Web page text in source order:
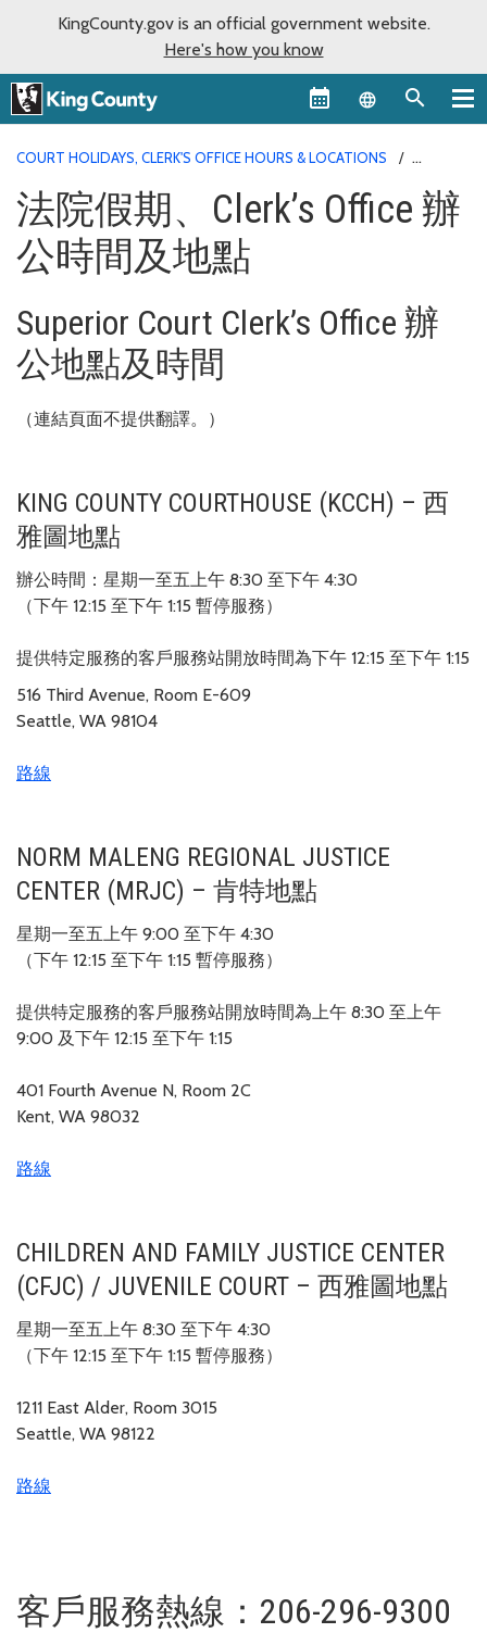
KingCounty.gov is an official government website.
Here's how you know
Language
COURT HOLIDAYS, CLERK'S OFFICE HOURS & LOCATIONS
法院假期、Clerk’s Office 辦
公時間及地點
Superior Court Clerk’s Office 辦
公地點及時間
（連結頁面不提供翻譯。）
KING COUNTY COURTHOUSE (KCCH) – 西
雅圖地點
辦公時間：星期一至五上午 8:30 至下午 4:30
（下午 12:15 至下午 1:15 暫停服務）
提供特定服務的客戶服務站開放時間為下午 12:15 至下午 1:15
516 Third Avenue, Room E-609
Seattle, WA 98104
路線
NORM MALENG REGIONAL JUSTICE
CENTER (MRJC) – 肯特地點
星期一至五上午 9:00 至下午 4:30
（下午 12:15 至下午 1:15 暫停服務）
提供特定服務的客戶服務站開放時間為上午 8:30 至上午
9:00 及下午 12:15 至下午 1:15
401 Fourth Avenue N, Room 2C
Kent, WA 98032
路線
CHILDREN AND FAMILY JUSTICE CENTER
(CFJC) / JUVENILE COURT – 西雅圖地點
星期一至五上午 8:30 至下午 4:30
（下午 12:15 至下午 1:15 暫停服務）
1211 East Alder, Room 3015
Seattle, WA 98122
路線
客戶服務熱線：206-296-9300